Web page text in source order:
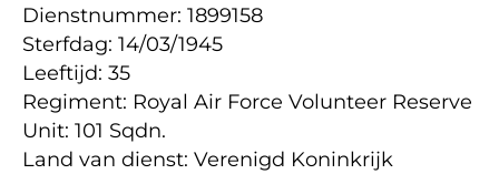
Dienstnummer: 1899158
Sterfdag: 14/03/1945
Leeftijd: 35
Regiment: Royal Air Force Volunteer Reserve
Unit: 101 Sqdn.
Land van dienst: Verenigd Koninkrijk